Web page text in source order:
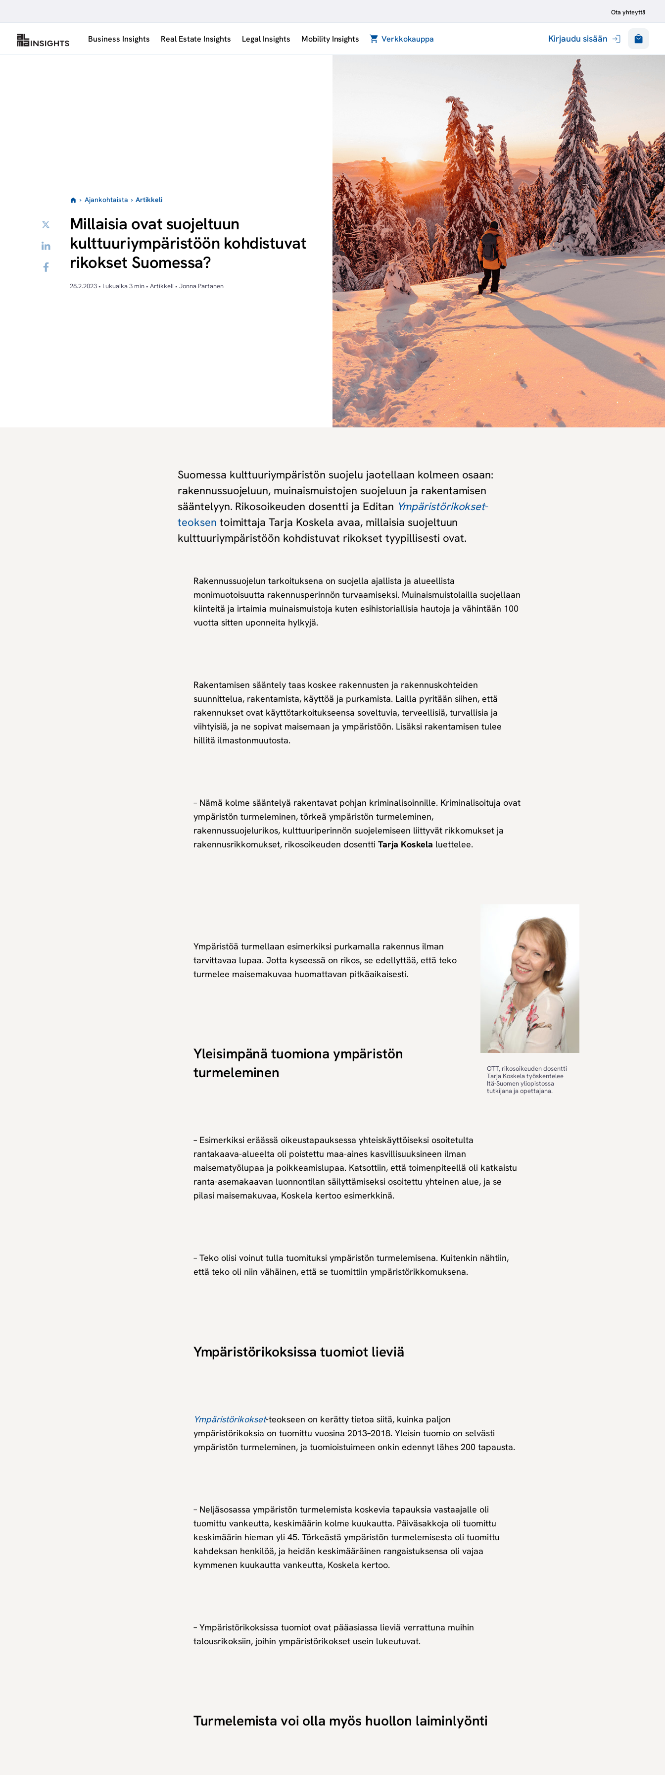
Ota yhteyttä
Business Insights Real Estate Insights Legal Insights Mobility Insights Verkkokauppa Kirjaudu sisään
› Ajankohtaista › Artikkeli
Twitter
LinkedIn
Facebook
Millaisia ovat suojeltuun
kulttuuriympäristöön kohdistuvat
rikokset Suomessa?
28.2.2023 • Lukuaika 3 min • Artikkeli • Jonna Partanen
Suomessa kulttuuriympäristön suojelu jaotellaan kolmeen osaan:
rakennussuojeluun, muinaismuistojen suojeluun ja rakentamisen
sääntelyyn. Rikosoikeuden dosentti ja Editan Ympäristörikokset-
teoksen toimittaja Tarja Koskela avaa, millaisia suojeltuun
kulttuuriympäristöön kohdistuvat rikokset tyypillisesti ovat.
Rakennussuojelun tarkoituksena on suojella ajallista ja alueellista
monimuotoisuutta rakennusperinnön turvaamiseksi. Muinaismuistolailla suojellaan
kiinteitä ja irtaimia muinaismuistoja kuten esihistoriallisia hautoja ja vähintään 100
vuotta sitten uponneita hylkyjä.
Rakentamisen sääntely taas koskee rakennusten ja rakennuskohteiden
suunnittelua, rakentamista, käyttöä ja purkamista. Lailla pyritään siihen, että
rakennukset ovat käyttötarkoitukseensa soveltuvia, terveellisiä, turvallisia ja
viihtyisiä, ja ne sopivat maisemaan ja ympäristöön. Lisäksi rakentamisen tulee
hillitä ilmastonmuutosta.
– Nämä kolme sääntelyä rakentavat pohjan kriminalisoinnille. Kriminalisoituja ovat
ympäristön turmeleminen, törkeä ympäristön turmeleminen,
rakennussuojelurikos, kulttuuriperinnön suojelemiseen liittyvät rikkomukset ja
rakennusrikkomukset, rikosoikeuden dosentti Tarja Koskela luettelee.
OTT, rikosoikeuden dosentti
Tarja Koskela työskentelee
Itä-Suomen yliopistossa
tutkijana ja opettajana.
Ympäristöä turmellaan esimerkiksi purkamalla rakennus ilman
tarvittavaa lupaa. Jotta kyseessä on rikos, se edellyttää, että teko
turmelee maisemakuvaa huomattavan pitkäaikaisesti.
Yleisimpänä tuomiona ympäristön
turmeleminen
– Esimerkiksi eräässä oikeustapauksessa yhteiskäyttöiseksi osoitetulta
rantakaava-alueelta oli poistettu maa-aines kasvillisuuksineen ilman
maisematyölupaa ja poikkeamislupaa. Katsottiin, että toimenpiteellä oli katkaistu
ranta-asemakaavan luonnontilan säilyttämiseksi osoitettu yhteinen alue, ja se
pilasi maisemakuvaa, Koskela kertoo esimerkkinä.
– Teko olisi voinut tulla tuomituksi ympäristön turmelemisena. Kuitenkin nähtiin,
että teko oli niin vähäinen, että se tuomittiin ympäristörikkomuksena.
Ympäristörikoksissa tuomiot lieviä
Ympäristörikokset-teokseen on kerätty tietoa siitä, kuinka paljon
ympäristörikoksia on tuomittu vuosina 2013–2018. Yleisin tuomio on selvästi
ympäristön turmeleminen, ja tuomioistuimeen onkin edennyt lähes 200 tapausta.
– Neljäsosassa ympäristön turmelemista koskevia tapauksia vastaajalle oli
tuomittu vankeutta, keskimäärin kolme kuukautta. Päiväsakkoja oli tuomittu
keskimäärin hieman yli 45. Törkeästä ympäristön turmelemisesta oli tuomittu
kahdeksan henkilöä, ja heidän keskimääräinen rangaistuksensa oli vajaa
kymmenen kuukautta vankeutta, Koskela kertoo.
– Ympäristörikoksissa tuomiot ovat pääasiassa lieviä verrattuna muihin
talousrikoksiin, joihin ympäristörikokset usein lukeutuvat.
Turmelemista voi olla myös huollon laiminlyönti